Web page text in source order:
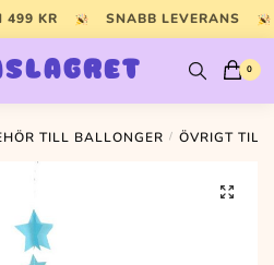
499 KR SNABB LEVERANS
0
TILL BALLONGER / ÖVRIGT TILL
🔍